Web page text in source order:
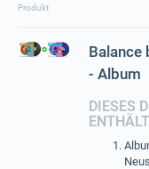
Produkt
Balance
- Album
DIESES